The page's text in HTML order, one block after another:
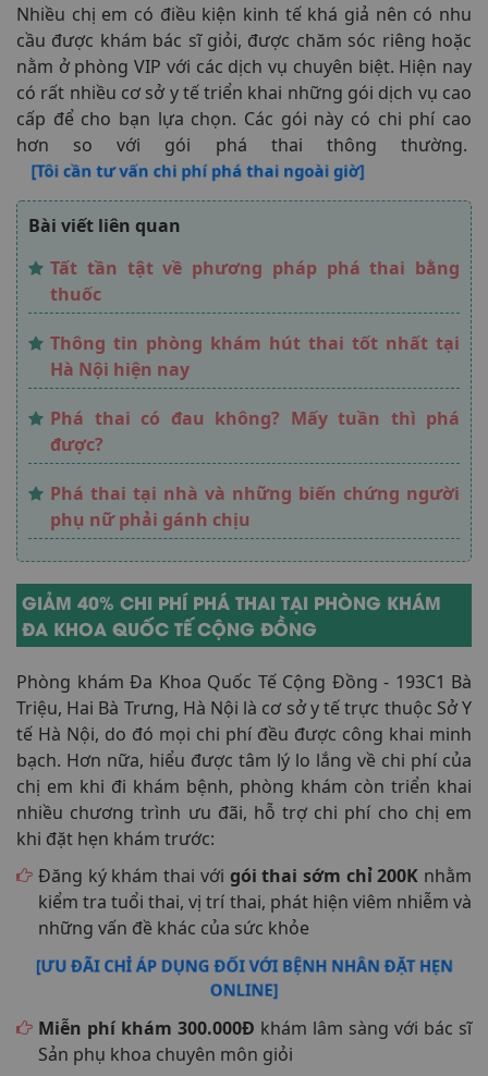
Nhiều chị em có điều kiện kinh tế khá giả nên có nhu
cầu được khám bác sĩ giỏi, được chăm sóc riêng hoặc
nằm ở phòng VIP với các dịch vụ chuyên biệt. Hiện nay
có rất nhiều cơ sở y tế triển khai những gói dịch vụ cao
cấp để cho bạn lựa chọn. Các gói này có chi phí cao
hơn so với gói phá thai thông thường.
[Tôi cần tư vấn chi phí phá thai ngoài giờ]
Bài viết liên quan
Tất tần tật về phương pháp phá thai bằng
thuốc
Thông tin phòng khám hút thai tốt nhất tại
Hà Nội hiện nay
Phá thai có đau không? Mấy tuần thì phá
được?
Phá thai tại nhà và những biến chứng người
phụ nữ phải gánh chịu
GIẢM 40% CHI PHÍ PHÁ THAI TẠI PHÒNG KHÁM
ĐA KHOA QUỐC TẾ CỘNG ĐỒNG
Phòng khám Đa Khoa Quốc Tế Cộng Đồng - 193C1 Bà
Triệu, Hai Bà Trưng, Hà Nội là cơ sở y tế trực thuộc Sở Y
tế Hà Nội, do đó mọi chi phí đều được công khai minh
bạch. Hơn nữa, hiểu được tâm lý lo lắng về chi phí của
chị em khi đi khám bệnh, phòng khám còn triển khai
nhiều chương trình ưu đãi, hỗ trợ chi phí cho chị em
khi đặt hẹn khám trước:
Đăng ký khám thai với gói thai sớm chỉ 200K nhằm
kiểm tra tuổi thai, vị trí thai, phát hiện viêm nhiễm và
những vấn đề khác của sức khỏe
[ƯU ĐÃI CHỈ ÁP DỤNG ĐỐI VỚI BỆNH NHÂN ĐẶT HẸN
ONLINE]
Miễn phí khám 300.000Đ khám lâm sàng với bác sĩ
Sản phụ khoa chuyên môn giỏi